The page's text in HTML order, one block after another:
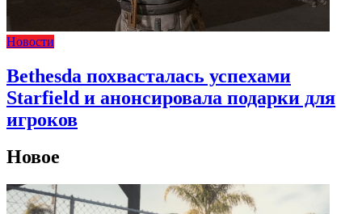
Новости
Bethesda похвасталась успехами
Starfield и анонсировала подарки для
игроков
Новое